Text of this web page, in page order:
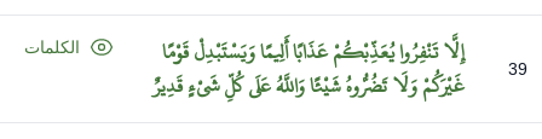
39 إِلَّاتَنْفِرُوايُعَذِّبْكُمْعَذَابًاأَلِيمًاوَيَسْتَبْدِلْقَوْمًا
غَيْرَكُمْوَلَاتَضُرُّوهُشَيْئًاوَاللَّهُعَلَىكُلِّشَيْءٍقَدِيرٌ
الكلمات